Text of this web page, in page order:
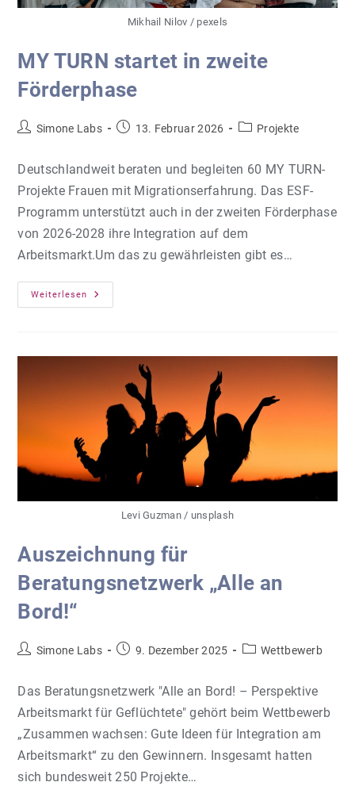
Mikhail Nilov / pexels
MY TURN startet in zweite
Förderphase
Beitrags-
Simone Labs
Beitrag13. Februar 2026
Beitrags-
Projekte
Deutschlandweit beraten und begleiten 60 MY TURN-
Projekte Frauen mit Migrations­erfahrung. Das ESF-
Programm unterstützt auch in der zweiten Förderphase
von 2026-2028 ihre Integration auf dem
Arbeitsmarkt.Um das zu gewährleisten gibt es…
Weiterlesen
MY
TURN
Levi Guzman / unsplash
Auszeichnung für
Beratungsnetzwerk „Alle an
Bord!“
Beitrags-
Simone Labs
Beitrag9. Dezember 2025
Beitrags-
Wettbewerb
Das Beratungsnetzwerk "Alle an Bord! – Perspektive
Arbeitsmarkt für Geflüchtete" gehört beim Wettbewerb
„Zusammen wachsen: Gute Ideen für Integration am
Arbeitsmarkt“ zu den Gewinnern. Insgesamt hatten
sich bundesweit 250 Projekte…